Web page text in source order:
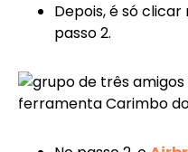
Depois, é só
passo 2.